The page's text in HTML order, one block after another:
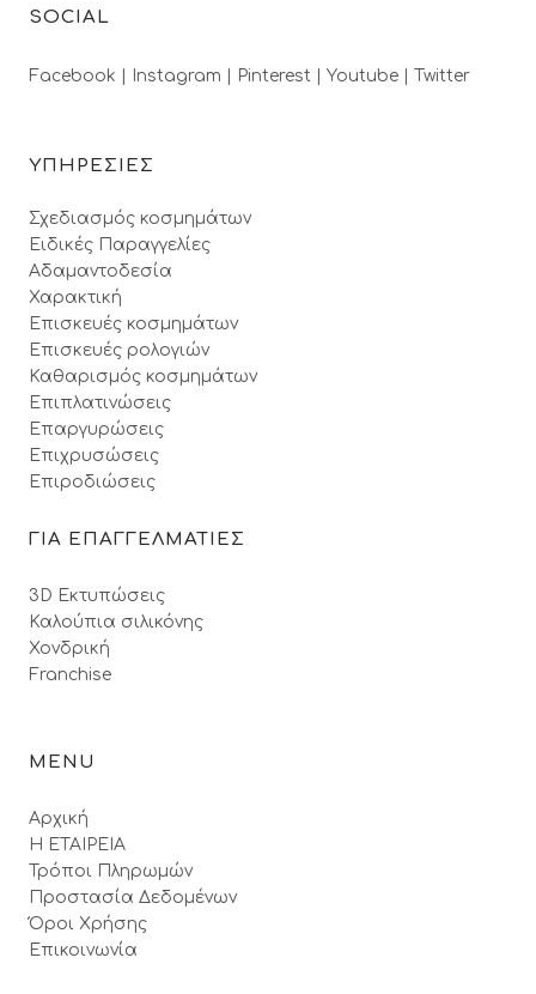
SOCIAL
Facebook | Instagram | Pinterest | Youtube | Twitter
ΥΠΗΡΕΣΙΕΣ
Σχεδιασμός κοσμημάτων
Ειδικές Παραγγελίες
Αδαμαντοδεσία
Χαρακτική
Επισκευές κοσμημάτων
Επισκευές ρολογιών
Καθαρισμός κοσμημάτων
Επιπλατινώσεις
Επαργυρώσεις
Επιχρυσώσεις
Επιροδιώσεις
ΓΙΑ ΕΠΑΓΓΕΛΜΑΤΙΕΣ
3D Εκτυπώσεις
Καλούπια σιλικόνης
Χονδρική
Franchise
MENU
Αρχική
Η ΕΤΑΙΡΕΙΑ
Τρόποι Πληρωμών
Προστασία Δεδομένων
Όροι Xρήσης
Επικοινωνία